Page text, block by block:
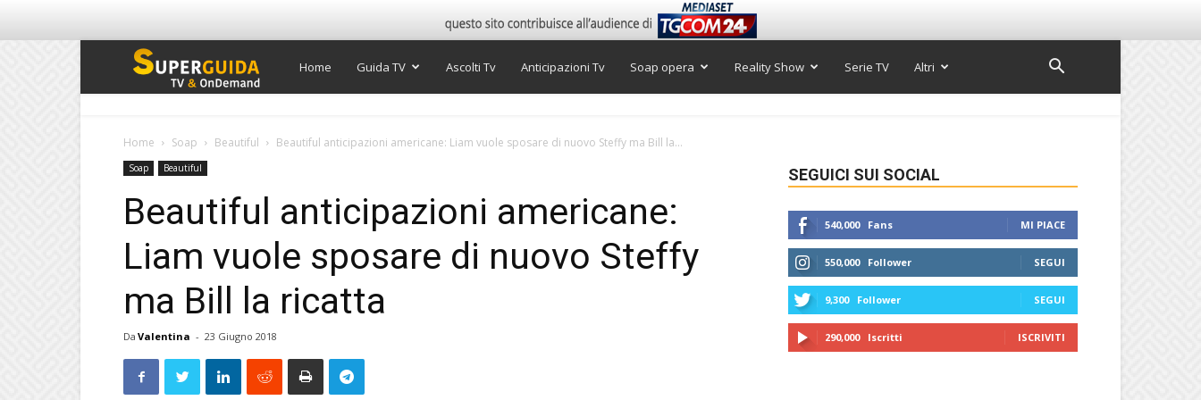
Super
Home Guida TV Ascolti Tv Anticipazioni Tv Soap opera Reality Show Serie TV Altri
Home Soap Beautiful Beautiful anticipazioni americane: Liam vuole sposare di nuovo Steffy ma Bill la...
Soap Beautiful
Beautiful anticipazioni americane:
Liam vuole sposare di nuovo Steffy
ma Bill la ricatta
Da Valentina - 23 Giugno 2018
SEGUICI SUI SOCIAL
540,000 Fans MI PIACE
550,000 Follower SEGUI
9,300 Follower SEGUI
290,000 Iscritti ISCRIVITI